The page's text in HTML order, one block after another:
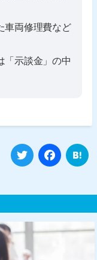
車両修理費など
「示談金」の中
Twitter